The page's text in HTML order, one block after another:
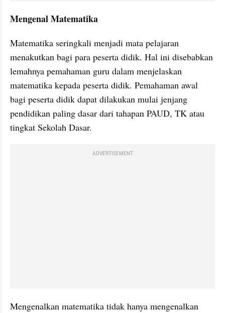
Mengenal Matematika
Matematika seringkali menjadi mata pelajaran
menakutkan bagi para peserta didik. Hal ini disebabkan
lemahnya pemahaman guru dalam menjelaskan
matematika kepada peserta didik. Pemahaman awal
bagi peserta didik dapat dilakukan mulai jenjang
pendidikan paling dasar dari tahapan PAUD, TK atau
tingkat Sekolah Dasar.
ADVERTISEMENT
Mengenalkan matematika tidak hanya mengenalkan